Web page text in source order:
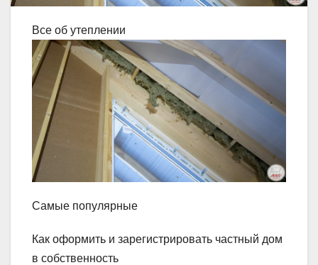
Все об утеплении
Самые популярные
Как оформить и зарегистрировать частный дом
в собственность